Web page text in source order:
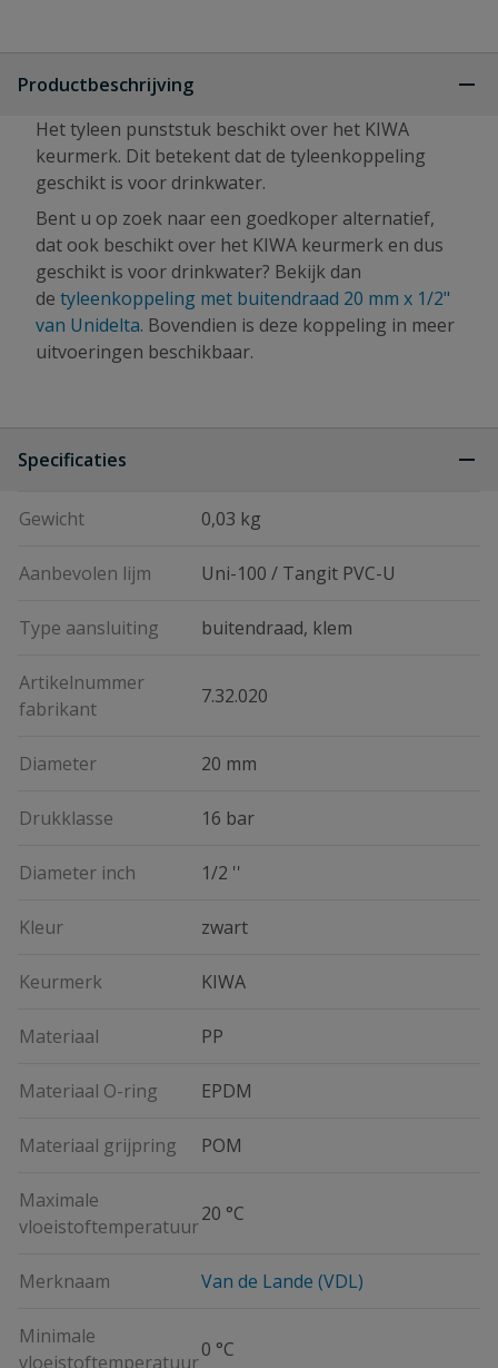
Productbeschrijving
Het tyleen punststuk beschikt over het KIWA
keurmerk. Dit betekent dat de tyleenkoppeling
geschikt is voor drinkwater.
Bent u op zoek naar een goedkoper alternatief,
dat ook beschikt over het KIWA keurmerk en dus
geschikt is voor drinkwater? Bekijk dan
de tyleenkoppeling met buitendraad 20 mm x 1/2"
van Unidelta. Bovendien is deze koppeling in meer
uitvoeringen beschikbaar.
Specificaties
Gewicht 0,03 kg
Aanbevolen lijm Uni-100 / Tangit PVC-U
Type aansluiting buitendraad, klem
Artikelnummer
fabrikant
7.32.020
Diameter 20 mm
Drukklasse 16 bar
Diameter inch 1/2 ''
Kleur zwart
Keurmerk KIWA
Materiaal PP
Materiaal O-ring EPDM
Materiaal grijpring POM
Maximale
vloeistoftemperatuur
20 °C
Merknaam Van de Lande (VDL)
Minimale
vloeistoftemperatuur
0 °C